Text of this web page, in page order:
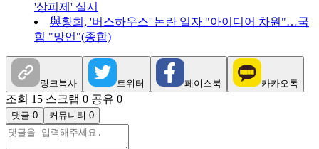
'상피제' 실시
與황희, '버스하우스' 논란 일자 "아이디어 차원"…국
힘 "망언"(종합)
링크복사 트위터 페이스북 카카오톡
조회 15 스크랩 0 공유 0
댓글 0 커뮤니티 0